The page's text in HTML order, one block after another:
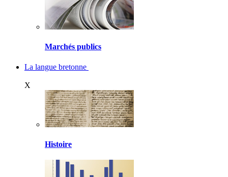
Marchés publics
La langue bretonne
X
Histoire